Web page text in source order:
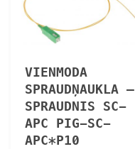
VIENMODA
SPRAUDŅAUKLA –
SPRAUDNIS SC-
APC PIG-SC-
APC*P10